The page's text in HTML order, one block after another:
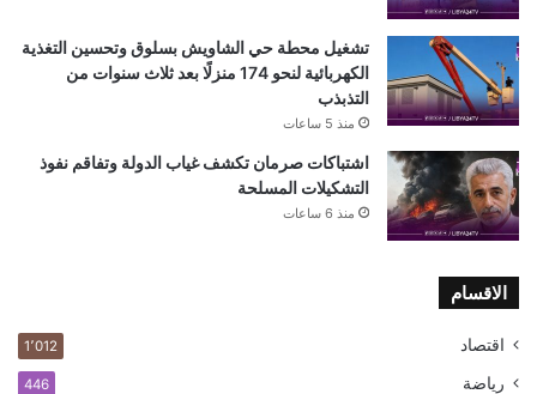
تشغيل محطة حي الشاويش بسلوق وتحسين التغذية
الكهربائية لنحو 174 منزلًا بعد ثلاث سنوات من
التذبذب
منذ 5 ساعات
اشتباكات صرمان تكشف غياب الدولة وتفاقم نفوذ
التشكيلات المسلحة
منذ 6 ساعات
الاقسام
اقتصاد 1٬012
رياضة 446